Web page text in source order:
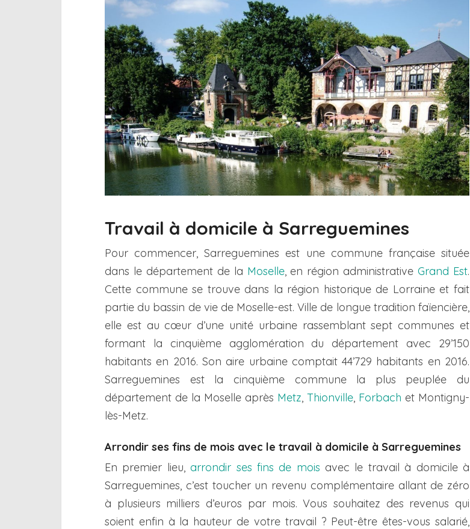
Travail à domicile à Sarreguemines
Pour commencer, Sarreguemines est une commune française située
dans le département de la Moselle, en région administrativeGrand Est.
Cette commune se trouve dans la région historique de Lorraine et fait
partie du bassin de vie de Moselle-est. Ville de longue tradition faïencière,
elle est au cœur d’une unité urbaine rassemblant sept communes et
formant la cinquième agglomération du département avec 29’150
habitants en 2016. Son aire urbaine comptait 44’729 habitants en 2016.
Sarreguemines est la cinquième commune la plus peuplée du
département de la Moselle après Metz, Thionville, Forbach et Montigny-
lès-Metz.
Arrondir ses fins de mois avec le travail à domicile à Sarreguemines
En premier lieu, arrondir ses fins de mois avec le travail à domicile à
Sarreguemines, c’est toucher un revenu complémentaire allant de zéro
à plusieurs milliers d’euros par mois. Vous souhaitez des revenus qui
soient enfin à la hauteur de votre travail ? Peut-être êtes-vous salarié,